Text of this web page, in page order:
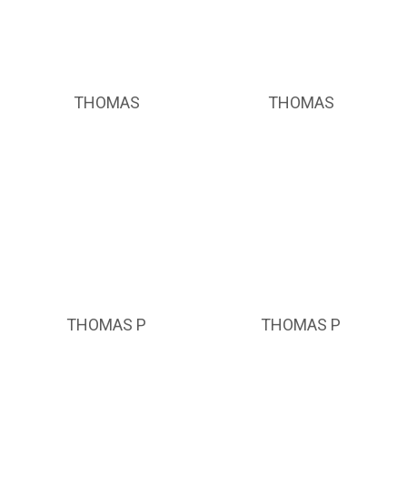
THOMAS THOMAS
THOMAS P THOMAS P